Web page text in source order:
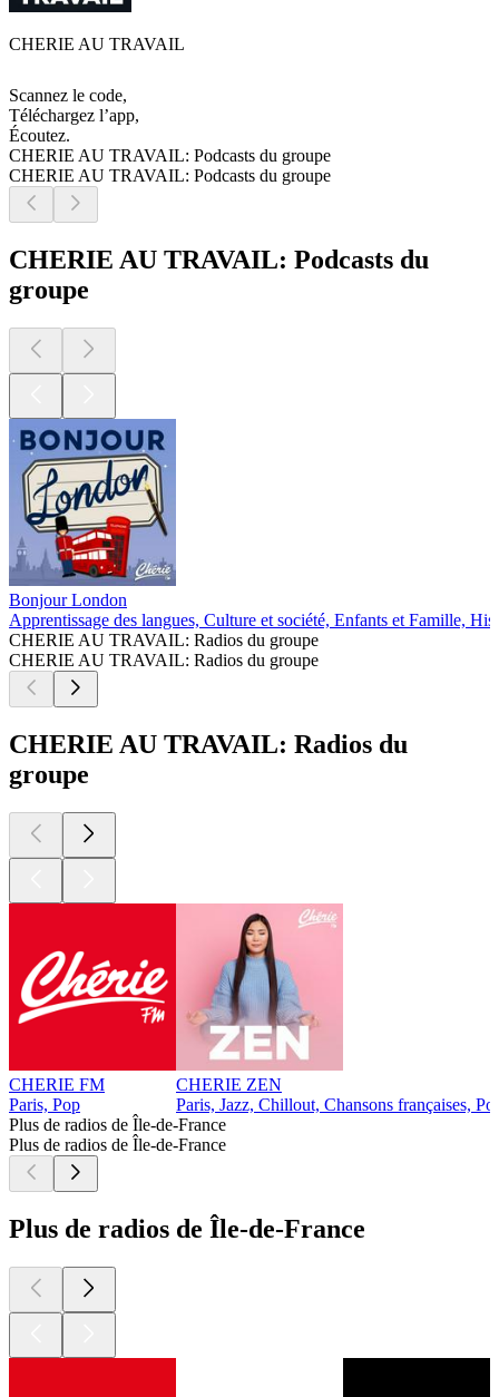
CHERIE AU TRAVAIL
Scannez le code,
Téléchargez l’app,
Écoutez.
CHERIE AU TRAVAIL: Podcasts du groupe
CHERIE AU TRAVAIL: Podcasts du groupe
CHERIE AU TRAVAIL: Podcasts du
groupe
Bonjour London
Apprentissage des langues, Culture et société, Enfants et Famille,
CHERIE AU TRAVAIL: Radios du groupe
CHERIE AU TRAVAIL: Radios du groupe
CHERIE AU TRAVAIL: Radios du
groupe
CHERIE FM
Paris, Pop
CHERIE ZEN
Paris, Jazz, Chillout, Chansons françaises,
Plus de radios de Île-de-France
Plus de radios de Île-de-France
Plus de radios de Île-de-France